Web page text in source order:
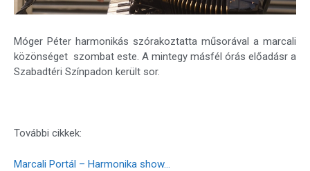
Móger Péter harmonikás szórakoztatta műsorával a marcali
közönséget szombat este. A mintegy másfél órás előadásr a
Szabadtéri Színpadon került sor.
További cikkek:
Marcali Portál – Harmonika show…